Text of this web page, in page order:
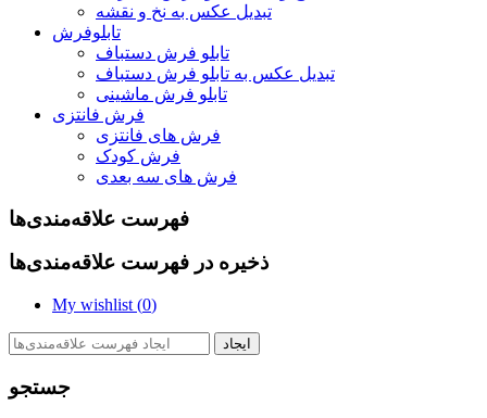
تبدیل عکس به نخ و نقشه
تابلوفرش
تابلو فرش دستباف
تبدیل عکس به تابلو فرش دستباف
تابلو فرش ماشینی
فرش فانتزی
فرش های فانتزی
فرش کودک
فرش های سه بعدی
فهرست علاقه‌مندی‌ها
ذخیره در فهرست علاقه‌مندی‌ها
My wishlist (0)
ایجاد
جستجو